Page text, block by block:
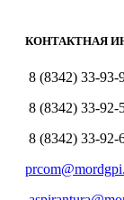
КОНТАКТНАЯ
8 (8342) 33-93-
8 (8342) 33-92-
8 (8342) 33-